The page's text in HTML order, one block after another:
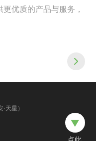
优质的产品与服务，

天星）
